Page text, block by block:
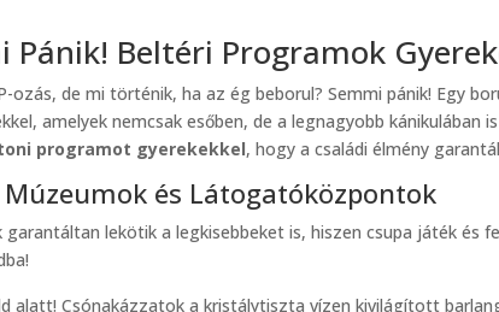
Pánik! Beltéri Programok
ozás, de mi történik, ha az ég beborul? Semmi pánik! Egy
amelyek nemcsak esőben, de a legnagyobb kánikulában
programot gyerekekkel, hogy a családi élmény
és Látogatóközpontok
lekötik a legkisebbeket is, hiszen csupa játék és
alatt! Csónakázzatok a kristálytiszta vízen kivilágított